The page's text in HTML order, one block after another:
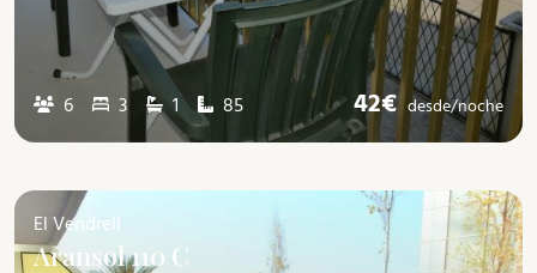
6 3 1 85 42€ desde/noche
El Vendrell
Aransol 110 C